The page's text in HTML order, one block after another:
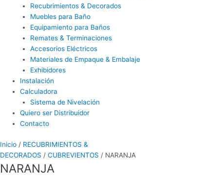
Recubrimientos & Decorados
Muebles para Baño
Equipamiento para Baños
Remates & Terminaciones
Accesorios Eléctricos
Materiales de Empaque & Embalaje
Exhibidores
Instalación
Calculadora
Sistema de Nivelación
Quiero ser Distribuidor
Contacto
Inicio / RECUBRIMIENTOS &
DECORADOS / CUBREVIENTOS / NARANJA
NARANJA